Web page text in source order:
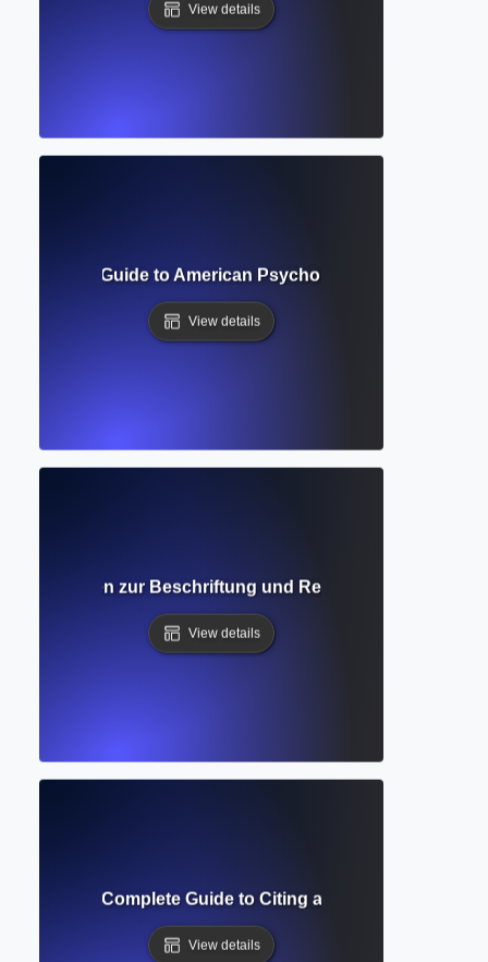
View details
Complete Guide to American Psychological Association
View details
Leitfaden zur Beschriftung und Referenzierung von
View details
Complete Guide to Citing and Annotating
View details